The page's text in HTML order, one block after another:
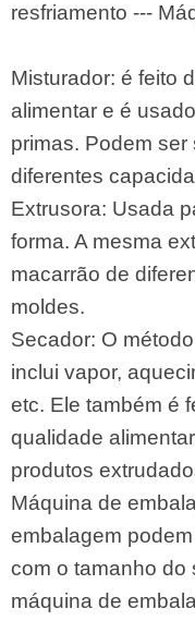
resfriamento ---
Misturador: é feito
alimentar e é
primas. Podem
diferentes
Extrusora: Usada
forma. A mesma
macarrão de
moldes.
Secador: O
inclui vapor,
etc. Ele também é
qualidade
produtos
Máquina de
embalagem
com o tamanho do
máquina de